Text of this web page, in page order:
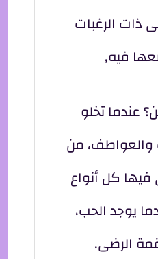
ذات الرغبات
فيه,
عندما تخلو
والعواطف، من
كل أنواع
يوجد الحب،
الرضى.